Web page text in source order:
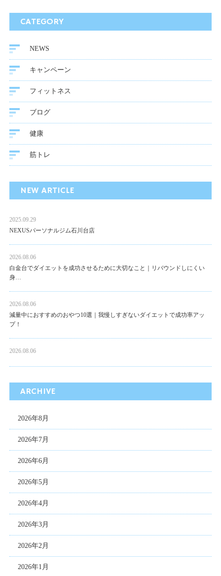
CATEGORY
NEWS
キャンペーン
フィットネス
ブログ
健康
筋トレ
NEW ARTICLE
2025.09.29
NEXUSパーソナルジム石川台店
2026.08.06
白金台でダイエットを成功させるために大切なこと｜リバウンドしにくい
身…
2026.08.06
減量中におすすめのおやつ10選｜我慢しすぎないダイエットで成功率アッ
プ！
2026.08.06
ARCHIVE
2026年8月
2026年7月
2026年6月
2026年5月
2026年4月
2026年3月
2026年2月
2026年1月